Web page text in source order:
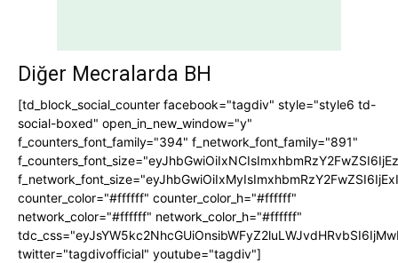
Diğer Mecralarda BH
[td_block_social_counter facebook="tagdiv" style="style6 td-
social-boxed" open_in_new_window="y"
f_counters_font_family="394" f_network_font_family="891"
counter_color="#ffffff" counter_color_h="#ffffff"
network_color="#ffffff" network_color_h="#ffffff"
twitter="tagdivofficial" youtube="tagdiv"]